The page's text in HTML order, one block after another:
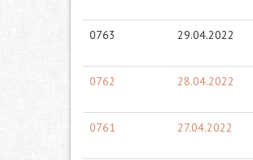
0763 29.04.2022
0762 28.04.2022
0761 27.04.2022